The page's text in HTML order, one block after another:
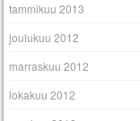
tammikuu 2013
joulukuu 2012
marraskuu 2012
lokakuu 2012